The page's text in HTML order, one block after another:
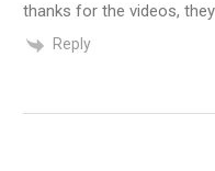
thanks for the videos,
Reply